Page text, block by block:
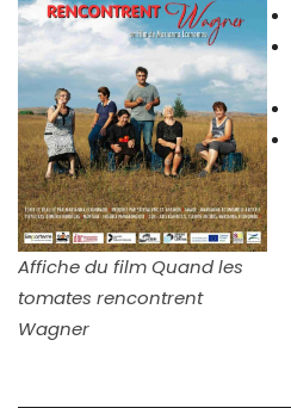
Affiche du film Quand les
tomates rencontrent
Wagner